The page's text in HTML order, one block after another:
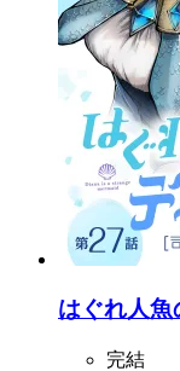
はぐれ人魚
完結